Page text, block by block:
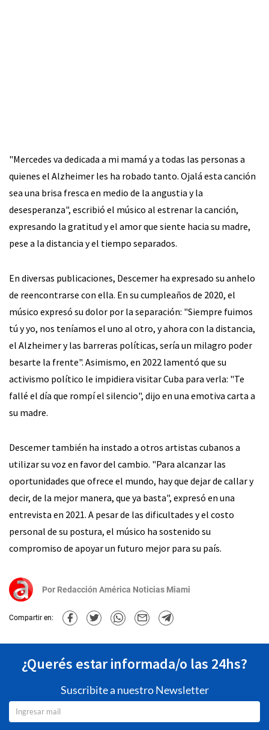
"Mercedes va dedicada a mi mamá y a todas las personas a
quienes el Alzheimer les ha robado tanto. Ojalá esta canción
sea una brisa fresca en medio de la angustia y la
desesperanza", escribió el músico al estrenar la canción,
expresando la gratitud y el amor que siente hacia su madre,
pese a la distancia y el tiempo separados.
En diversas publicaciones, Descemer ha expresado su anhelo
de reencontrarse con ella. En su cumpleaños de 2020, el
músico expresó su dolor por la separación: "Siempre fuimos
tú y yo, nos teníamos el uno al otro, y ahora con la distancia,
el Alzheimer y las barreras políticas, sería un milagro poder
besarte la frente". Asimismo, en 2022 lamentó que su
activismo político le impidiera visitar Cuba para verla: "Te
fallé el día que rompí el silencio", dijo en una emotiva carta a
su madre.
Descemer también ha instado a otros artistas cubanos a
utilizar su voz en favor del cambio. "Para alcanzar las
oportunidades que ofrece el mundo, hay que dejar de callar y
decir, de la mejor manera, que ya basta", expresó en una
entrevista en 2021. A pesar de las dificultades y el costo
personal de su postura, el músico ha sostenido su
compromiso de apoyar un futuro mejor para su país.
Por Redacción América Noticias Miami
Compartir en:
¿Querés estar informada/o las 24hs?
Suscribite a nuestro Newsletter